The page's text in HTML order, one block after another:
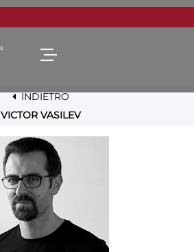
Open menu
INDIETRO
VICTOR VASILEV